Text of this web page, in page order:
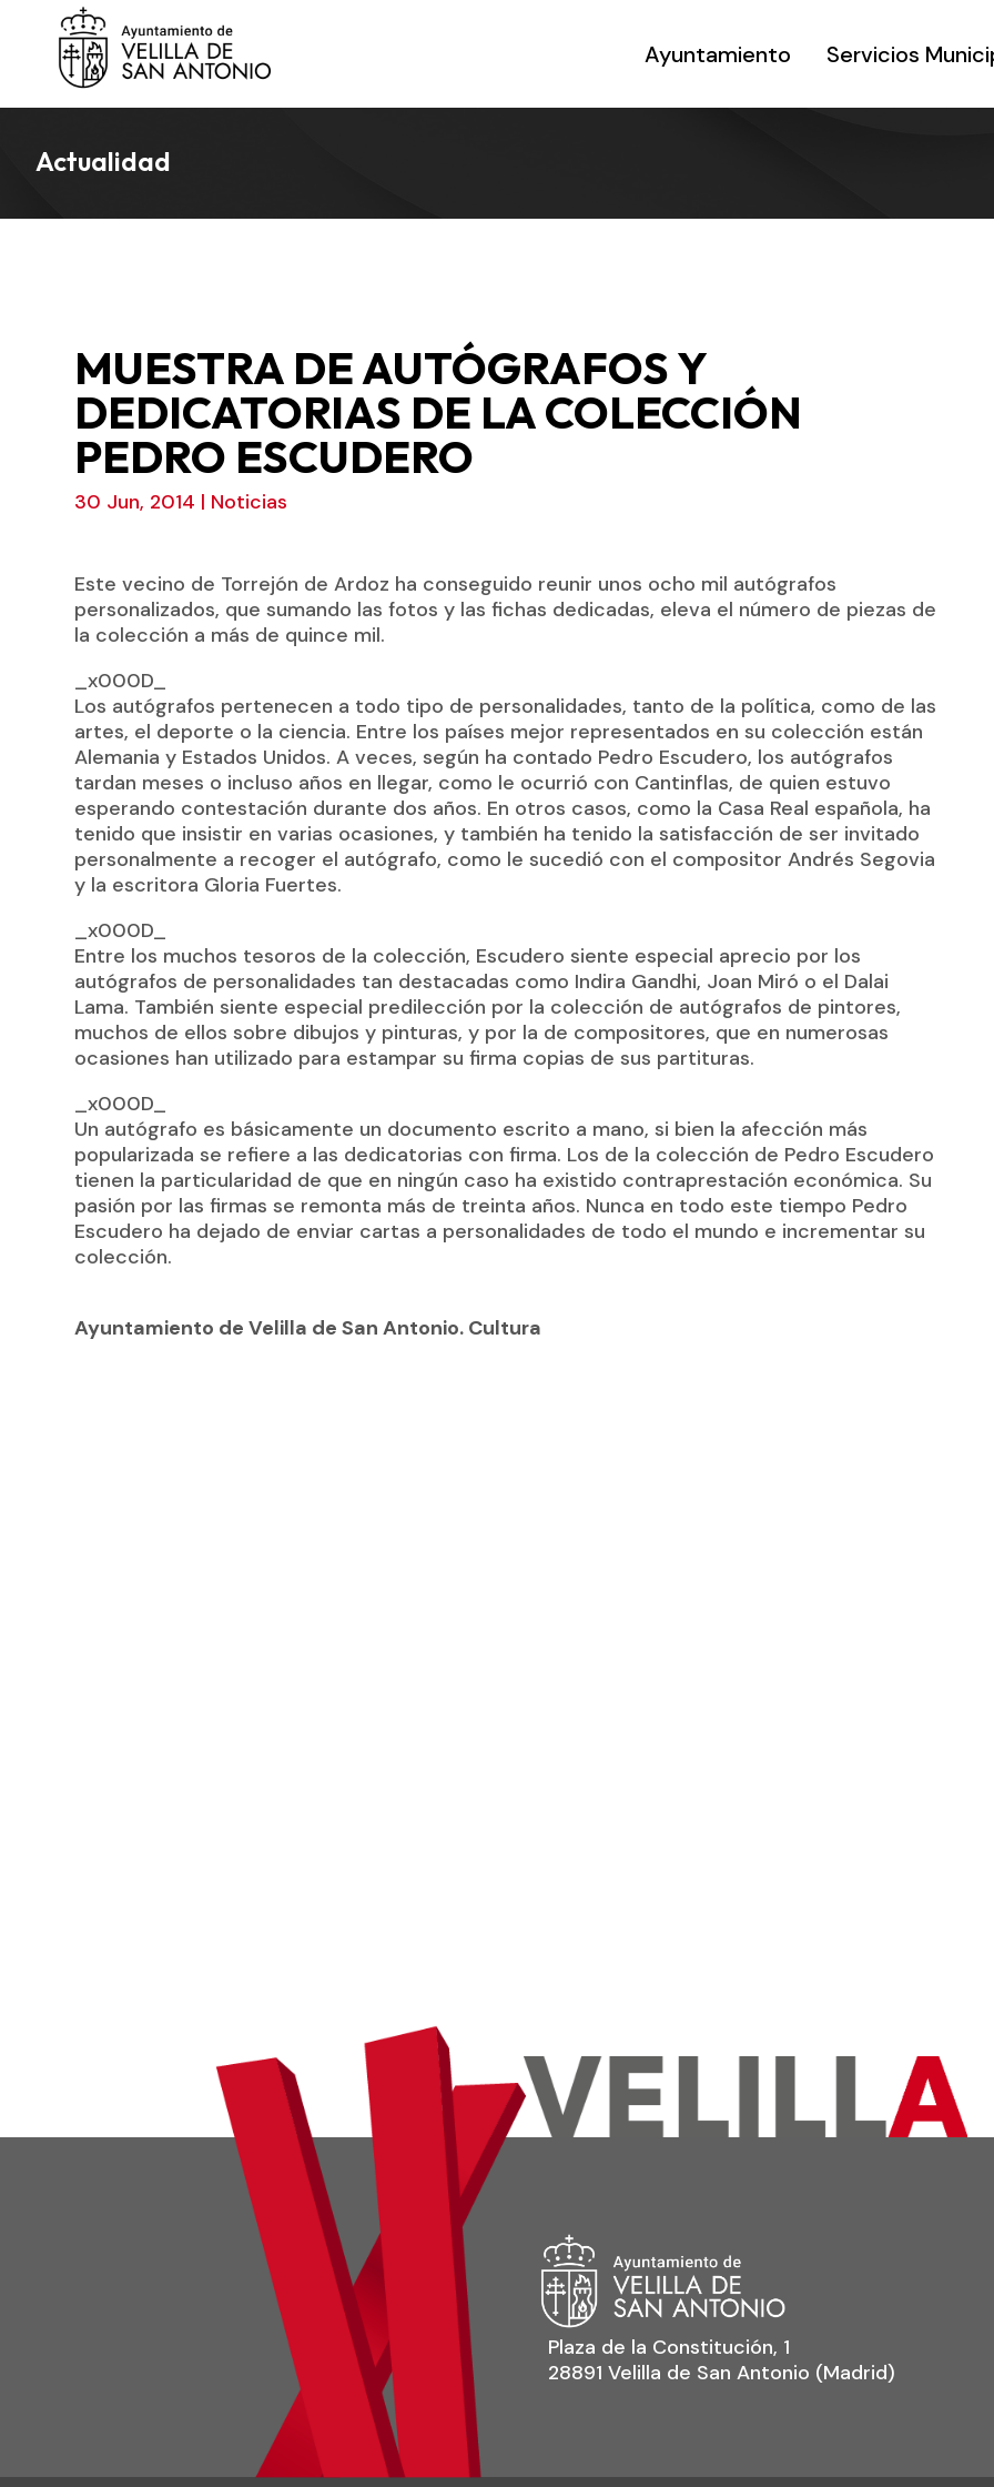
Ayuntamiento Servicios
Actualidad
MUESTRA DE AUTÓGRAFOS Y
DEDICATORIAS DE LA COLECCIÓN
PEDRO ESCUDERO
30 Jun, 2014 | Noticias
Este vecino de Torrejón de Ardoz ha conseguido reunir unos ocho mil autógrafos
personalizados, que sumando las fotos y las fichas dedicadas, eleva el número de piezas de
la colección a más de quince mil.
_x000D_
Los autógrafos pertenecen a todo tipo de personalidades, tanto de la política, como de las
artes, el deporte o la ciencia. Entre los países mejor representados en su colección están
Alemania y Estados Unidos. A veces, según ha contado Pedro Escudero, los autógrafos
tardan meses o incluso años en llegar, como le ocurrió con Cantinflas, de quien estuvo
esperando contestación durante dos años. En otros casos, como la Casa Real española, ha
tenido que insistir en varias ocasiones, y también ha tenido la satisfacción de ser invitado
personalmente a recoger el autógrafo, como le sucedió con el compositor Andrés Segovia
y la escritora Gloria Fuertes.
_x000D_
Entre los muchos tesoros de la colección, Escudero siente especial aprecio por los
autógrafos de personalidades tan destacadas como Indira Gandhi, Joan Miró o el Dalai
Lama. También siente especial predilección por la colección de autógrafos de pintores,
muchos de ellos sobre dibujos y pinturas, y por la de compositores, que en numerosas
ocasiones han utilizado para estampar su firma copias de sus partituras.
_x000D_
Un autógrafo es básicamente un documento escrito a mano, si bien la afección más
popularizada se refiere a las dedicatorias con firma. Los de la colección de Pedro Escudero
tienen la particularidad de que en ningún caso ha existido contraprestación económica. Su
pasión por las firmas se remonta más de treinta años. Nunca en todo este tiempo Pedro
Escudero ha dejado de enviar cartas a personalidades de todo el mundo e incrementar su
colección.
Ayuntamiento de Velilla de San Antonio. Cultura
Plaza de la Constitución, 1
28891 Velilla de San Antonio (Madrid)